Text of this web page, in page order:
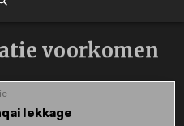
voorkomen
lekkage